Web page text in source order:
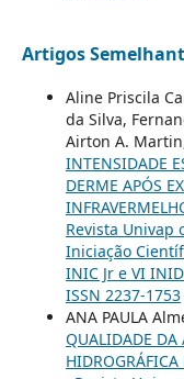
Artigos
Aline Priscila
da Silva,
Airton A.
INTENSIDADE
DERME APÓS
Revista Univap
Iniciação
INIC Jr e VI
ISSN 2237-1753
ANA PAULA
QUALIDADE DA